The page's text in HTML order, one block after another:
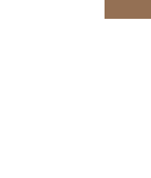
ventaja ante la